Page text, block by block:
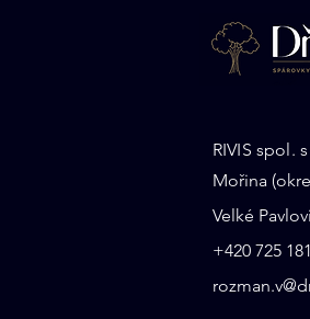
Kdy se
do
RIVIS spol.
Mořina
Velké
+420 725